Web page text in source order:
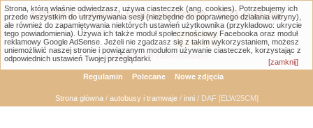
Łódzka Galeria Transportowa - GTLodz.eu
Wyszukiwanie zaawansowane
Regulamin Polecane Nowe zdjęcia
Strona główna/ autobusy i tramwaje/ inni/ DAF [ELW25CM]
Strona, którą właśnie odwiedzasz, używa ciasteczek (ang. cookies). Potrzebujemy ich
przede wszystkim do utrzymywania sesji (niezbędne do poprawnego działania witryny),
ale również do zapamiętywania niektórych ustawień użytkownika (przykładowo: ukrycie
tego powiadomienia). Używa ich także moduł społecznościowy Facebooka oraz moduł
reklamowy Google AdSense. Jeżeli nie zgadzasz się z takim wykorzystaniem, możesz
uniemożliwić naszej stronie i powiązanym modułom używanie ciasteczek, korzystając z
odpowiednich ustawień Twojej przeglądarki.
[zamknij]